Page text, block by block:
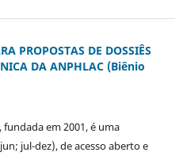
PROPOSTAS DE DOSSIÊS
DA ANPHLAC (Biênio
fundada em 2001, é uma
jul-dez), de acesso aberto e